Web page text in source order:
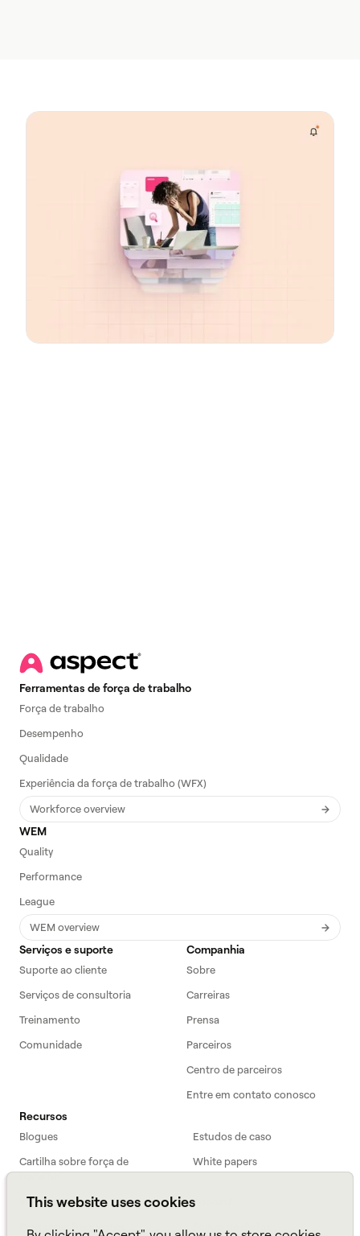
This website uses cookies
Ferramentas de força de trabalho
Força de trabalho
Desempenho
Qualidade
Experiência da força de trabalho (WFX)
Workforce overview
WEM
Quality
Performance
League
WEM overview
Serviços e suporte
Suporte ao cliente
Serviços de consultoria
Treinamento
Comunidade
Companhia
Sobre
Carreiras
Prensa
Parceiros
Centro de parceiros
Entre em contato conosco
Recursos
Blogues
Estudos de caso
Cartilha sobre força de
White papers
Webinars
Podcast